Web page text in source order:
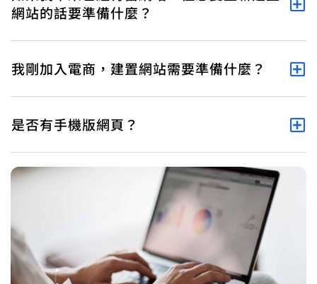
網站的話要準備什麼？
我剛加入電商，建置網站需要準備什麼？
是否有手機版網頁？